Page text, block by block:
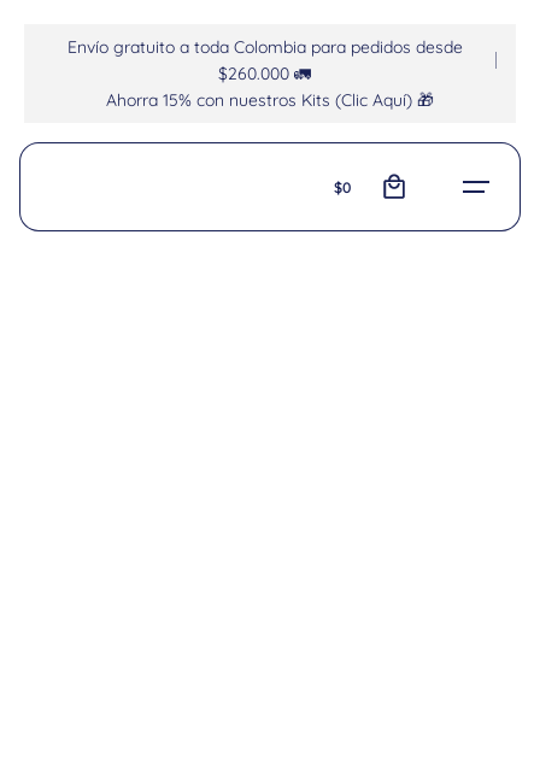
Envío gratuito a toda Colombia para pedidos desde
$260.000 🚛
Ahorra 15% con nuestros Kits (Clic Aquí) 🎁
$0